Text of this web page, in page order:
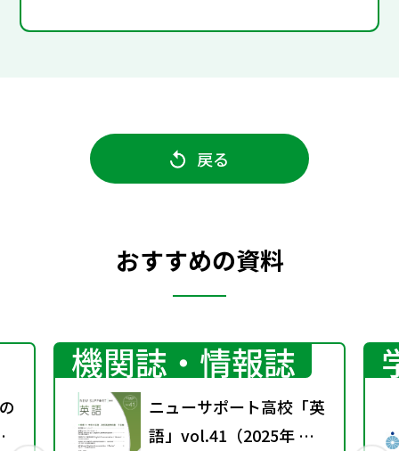
戻る
おすすめの資料
機関誌・情報誌
ニューサポート高校「英
語」vol.41（2025年 春